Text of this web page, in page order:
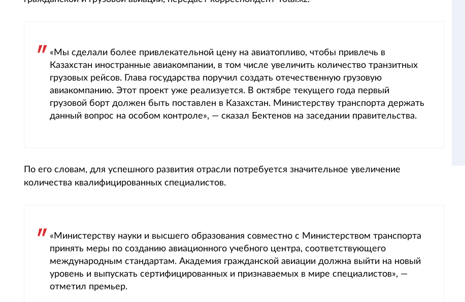
«Мы сделали более привлекательной цену на авиатопливо, чтобы привлечь в
Казахстан иностранные авиакомпании, в том числе увеличить количество транзитных
грузовых рейсов. Глава государства поручил создать отечественную грузовую
авиакомпанию. Этот проект уже реализуется. В октябре текущего года первый
грузовой борт должен быть поставлен в Казахстан. Министерству транспорта держать
данный вопрос на особом контроле», — сказал Бектенов на заседании правительства.
По его словам, для успешного развития отрасли потребуется значительное увеличение
количества квалифицированных специалистов.
«Министерству науки и высшего образования совместно с Министерством транспорта
принять меры по созданию авиационного учебного центра, соответствующего
международным стандартам. Академия гражданской авиации должна выйти на новый
уровень и выпускать сертифицированных и признаваемых в мире специалистов», —
отметил премьер.